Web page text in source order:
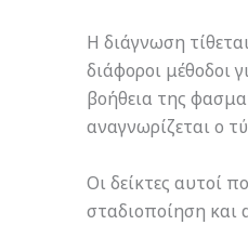
Η διάγνωση
διάφοροι μέθοδοι
βοήθεια της
αναγνωρίζεται ο
Οι δείκτες αυτοί
σταδιοποίηση και